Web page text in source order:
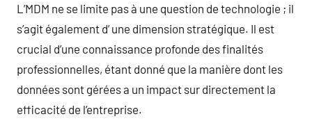
L’MDM ne se limite pas à une question de technologie ; il
s’agit également d’ une dimension stratégique. Il est
crucial d’une connaissance profonde des finalités
professionnelles, étant donné que la manière dont les
données sont gérées a un impact sur directement la
efficacité de l’entreprise.